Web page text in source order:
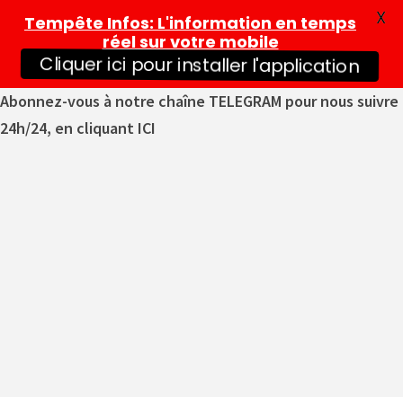
Abonnez-vous à notre chaîne TELEGRAM pour nous suivre
24h/24, en cliquant ICI
Tempête Infos: L'information en temps
réel sur votre mobile
Cliquer ici pour installer l'application
X